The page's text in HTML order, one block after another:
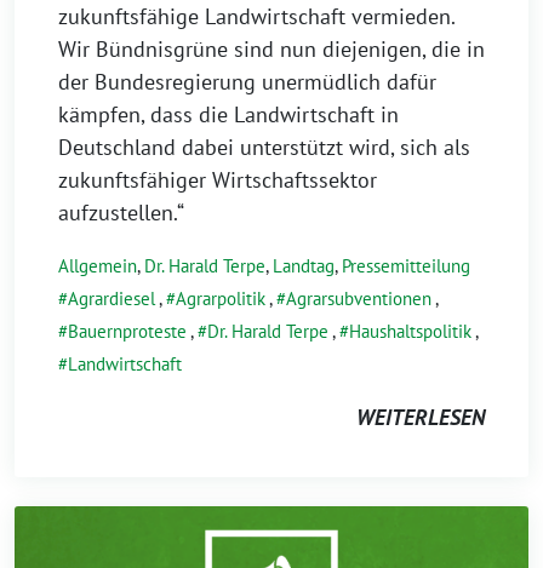
zukunftsfähige Landwirtschaft vermieden.
Wir Bündnisgrüne sind nun diejenigen, die in
der Bundesregierung unermüdlich dafür
kämpfen, dass die Landwirtschaft in
Deutschland dabei unterstützt wird, sich als
zukunftsfähiger Wirtschaftssektor
aufzustellen.“
Allgemein, Dr. Harald Terpe, Landtag, Pressemitteilung
Agrardiesel, Agrarpolitik, Agrarsubventionen,
Bauernproteste , Dr. Harald Terpe , Haushaltspolitik,
Landwirtschaft
WEITERLESEN